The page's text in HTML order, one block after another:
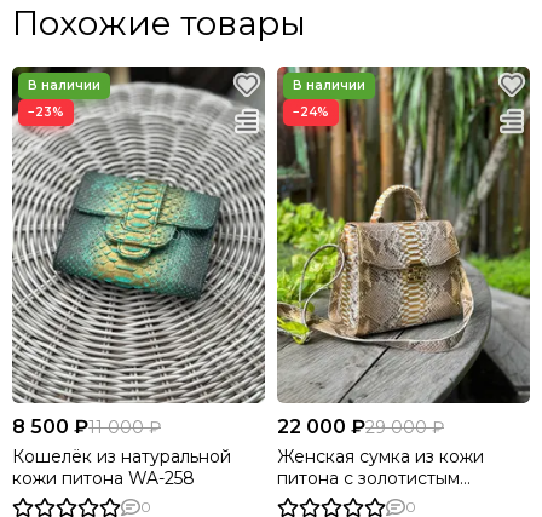
Похожие товары
−23%
8 500 ₽11 000 ₽
Кошелёк из натуральной
кожи питона WA-258
0
−24%
22 000 ₽29 000 ₽
Женская сумка из кожи
питона с золотистым
градиентом BG-511
0